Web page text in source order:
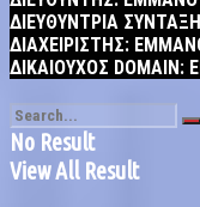
ΔΙΕΥΘΥΝΤΡΙΑ
ΔΙΑΧΕΙΡΙΣΤΗΣ:
ΔΙΚΑΙΟΥΧΟΣ
No Result
View All Result